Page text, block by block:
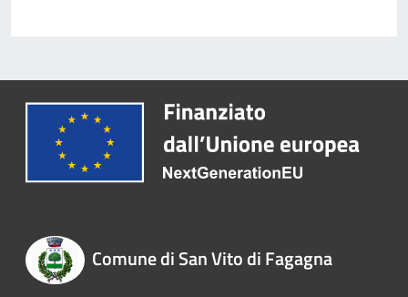
Comune di San Vito di Fagagna